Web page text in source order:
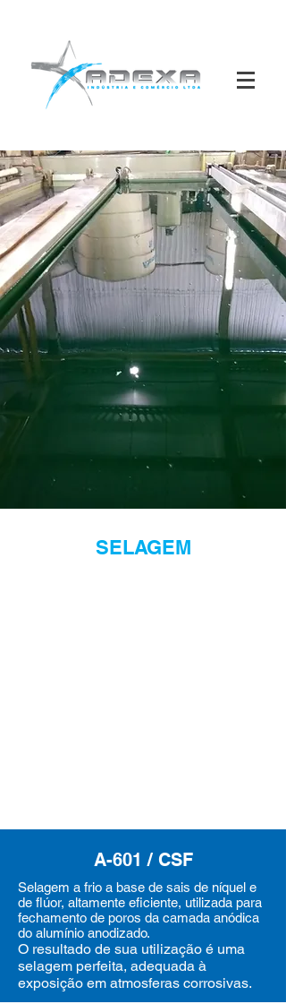
SELAGEM
A-601 / CSF
Selagem a frio a base de sais de níquel e
de flúor, altamente eficiente, utilizada para
fechamento de poros da camada anódica
do alumínio anodizado.
O resultado de sua utilização é uma
selagem perfeita, adequada à
exposição em atmosferas corrosivas.